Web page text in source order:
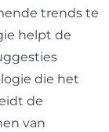
trends te
helpt de
die het
de
van